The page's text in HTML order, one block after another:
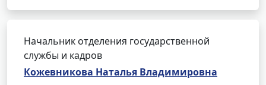
Начальник отделения государственной
службы и кадров
Кожевникова Наталья Владимировна